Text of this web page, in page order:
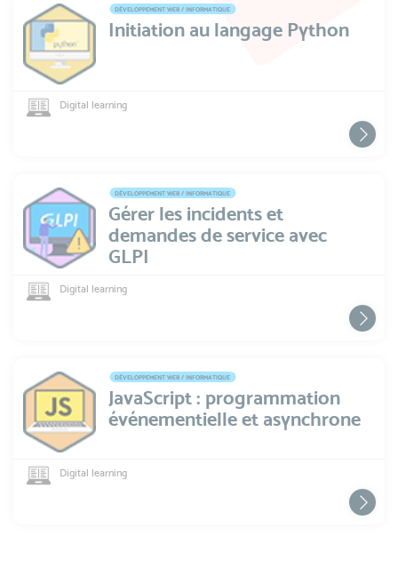
DÉVELOPPEMENT WEB / INFORMATIQUE
Initiation au langage Python
Digital learning
DÉVELOPPEMENT WEB / INFORMATIQUE
Gérer les incidents et
demandes de service avec
GLPI
Digital learning
DÉVELOPPEMENT WEB / INFORMATIQUE
JavaScript : programmation
événementielle et asynchrone
Digital learning